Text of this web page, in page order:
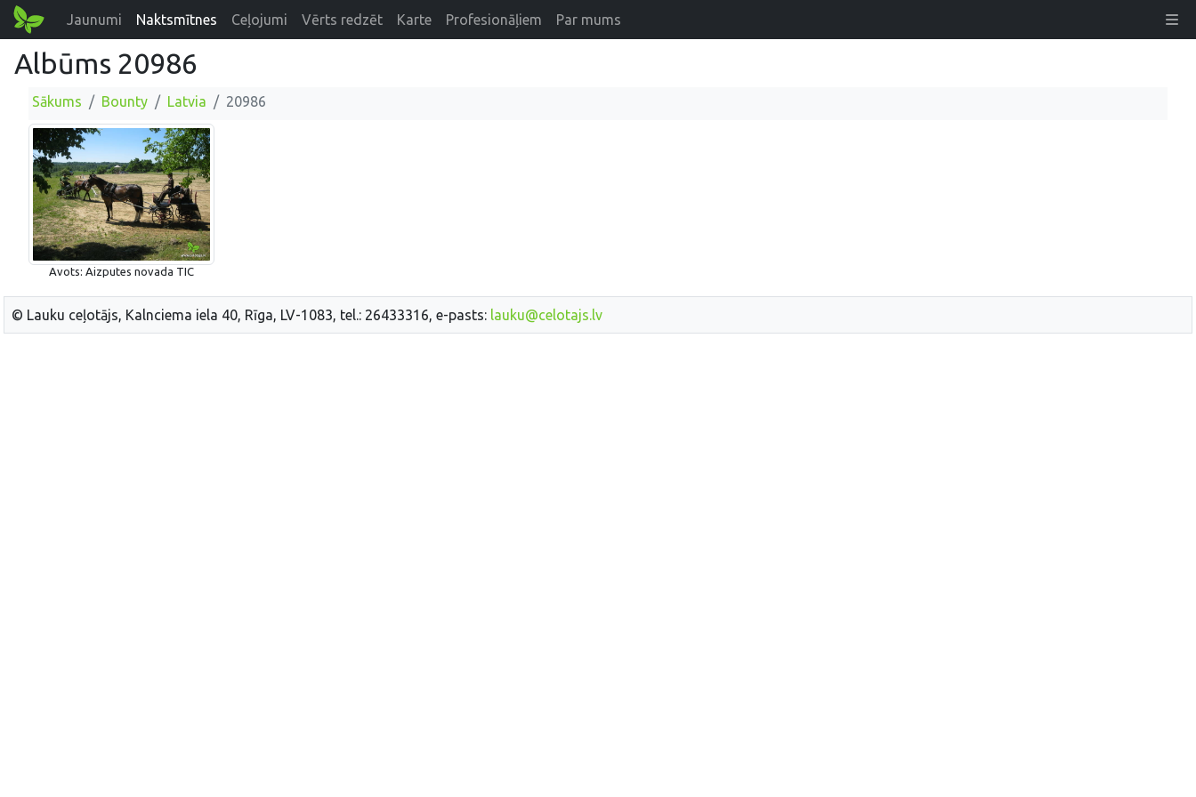
Jaunumi Naktsmītnes Ceļojumi Vērts redzēt Karte Profesionāļiem Par mums
Albūms 20986
Sākums Bounty Latvia 20986
Avots: Aizputes novada TIC
© Lauku ceļotājs, Kalnciema iela 40, Rīga, LV-1083, tel.: 26433316, e-pasts: lauku@celotajs.lv